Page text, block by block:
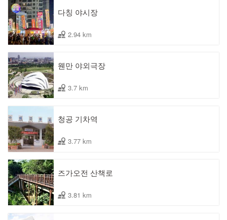
다칭 야시장
2.94 km
웬만 야외극장
3.7 km
청공 기차역
3.77 km
즈가오전 산책로
3.81 km